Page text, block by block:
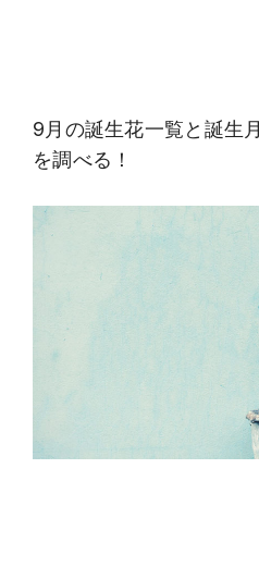
9月の誕生花一覧と誕生
を調べる！